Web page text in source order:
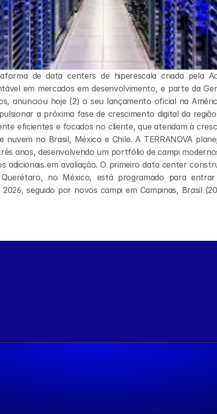
de data centers de hiperescala criada pela
em mercados em desenvolvimento, e parte da
anunciou hoje (2) o seu lançamento oficial na
a próxima fase de crescimento digital da
eficientes e focados no cliente, que atendam à
no Brasil, México e Chile. A TERRANOVA
anos, desenvolvendo um portfólio de campi
adicionais em avaliação. O primeiro data center
no México, está programado para
seguido por novos campi em Campinas, Brasil
hiperescaláveis para a América Latina